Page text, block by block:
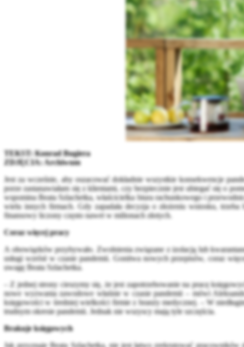
TEKST: Konrad Bugiera
ZDJĘCIA: Archiwum
Jest za wcześnie, aby oszacować dokładnie wszystkie konsekwencje
porze zastanawiałam się z klientami, czy bezpiecznie jest ubiegać się o
wspomina Beata Szlachetka, właścicielka biura rachunkowego i
wielu innych firmach. Gdy zapadała decyzja o złożeniu wniosku,
finansowy liczony często nawet w milionach złotych.
Coraz więcej pracy
A obowiązków przybywało. Zwolnienia związane z izolacją lub
usługi wzrósł w czasie pandemii. Gonitwa nowych przepisów, coraz
uwagę Beata Szlachetka.
– Z jednej strony cieszymy się, że jest zapotrzebowanie na pracę
nowe wyzwania zawodowe właśnie w czasie pandemii – mówi
księgowości w średniej wielkości firmie z branży medycznej. – W
trudnym okresie pandemii. Jednak nie wszyscy mają tyle szczęścia.
Brakuje księgowych